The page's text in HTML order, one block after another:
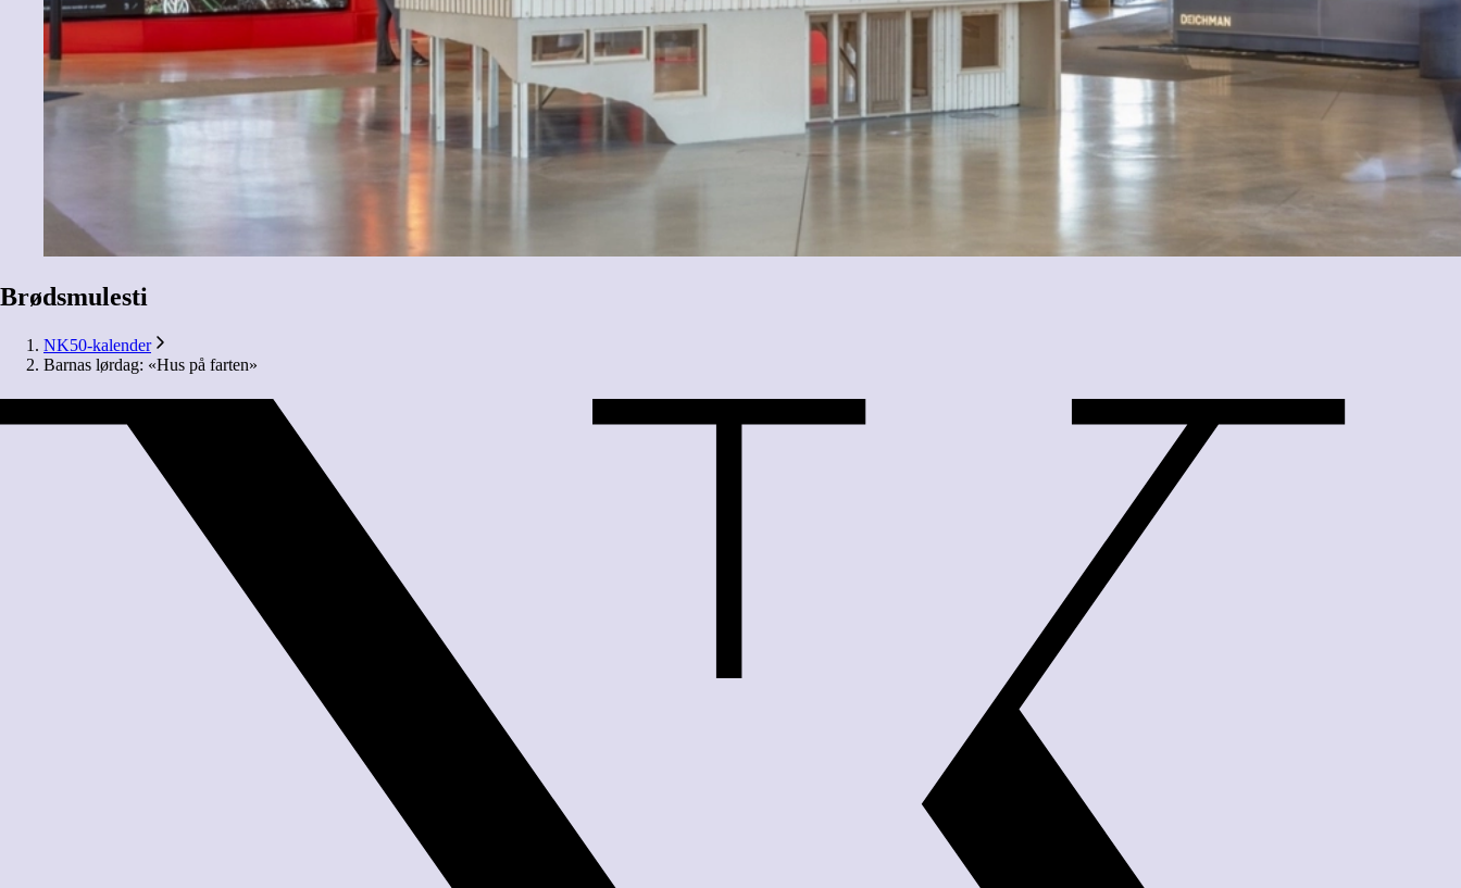
Brødsmulesti
NK50-kalender
Barnas lørdag: «Hus på farten»